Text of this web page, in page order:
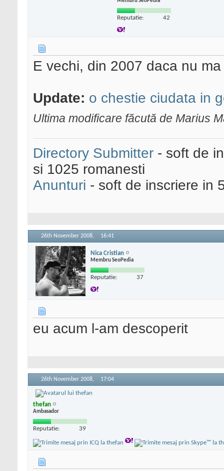
Reputatie: 42
E vechi, din 2007 daca nu
Update: o chestie ciudata in
Ultima modificare făcută de Marius
Directory Submitter - soft de
si 1025 romanesti
Anunturi - soft de inscriere in
26th November 2008, 16:41
Nica Cristian
Membru SeoPedia
Reputatie: 37
eu acum l-am descoperit
26th November 2008, 17:04
thefan
Ambasador
Reputatie: 39